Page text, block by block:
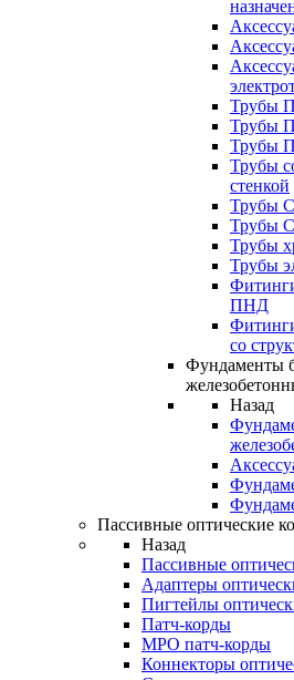
Трубы
Трубы
Трубы
Трубы
стенкой
Трубы
Трубы
Трубы
Трубы
ПНД
со
Фундаменты
Назад
Пассивные оптические
Назад
Пассивные
Адаптеры
Пигтейлы
Патч-корды
MPO патч-корды
Коннекторы